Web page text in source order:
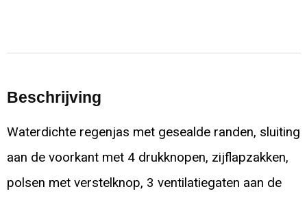
Beschrijving
Waterdichte regenjas met gesealde randen, sluiting
aan de voorkant met 4 drukknopen, zijflapzakken,
polsen met verstelknop, 3 ventilatiegaten aan de